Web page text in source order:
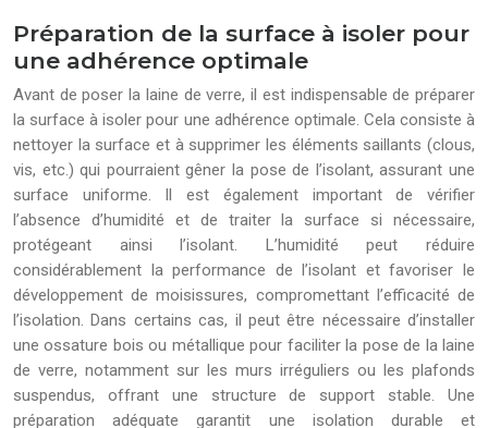
Préparation de la surface à isoler pour
une adhérence optimale
Avant de poser la laine de verre, il est indispensable de préparer
la surface à isoler pour une adhérence optimale. Cela consiste à
nettoyer la surface et à supprimer les éléments saillants (clous,
vis, etc.) qui pourraient gêner la pose de l’isolant, assurant une
surface uniforme. Il est également important de vérifier
l’absence d’humidité et de traiter la surface si nécessaire,
protégeant ainsi l’isolant. L’humidité peut réduire
considérablement la performance de l’isolant et favoriser le
développement de moisissures, compromettant l’efficacité de
l’isolation. Dans certains cas, il peut être nécessaire d’installer
une ossature bois ou métallique pour faciliter la pose de la laine
de verre, notamment sur les murs irréguliers ou les plafonds
suspendus, offrant une structure de support stable. Une
préparation adéquate garantit une isolation durable et